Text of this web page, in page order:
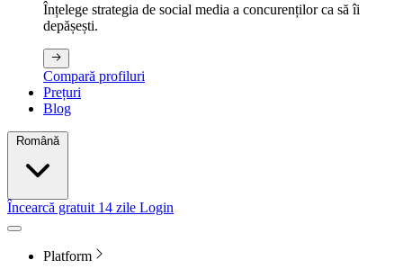
Înțelege strategia de social media a concurenților ca să îi
depășești.
Compară profiluri
Prețuri
Blog
Română
Încearcă gratuit 14 zile Login
Platform